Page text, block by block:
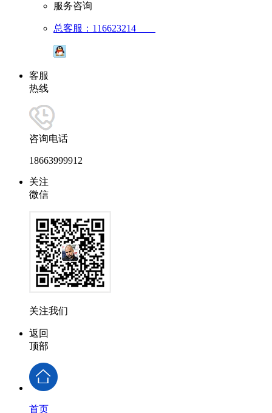
服务咨询
总客服：116623214
客服
热线
咨询电话
18663999912
关注
微信
关注我们
返回
顶部
首页